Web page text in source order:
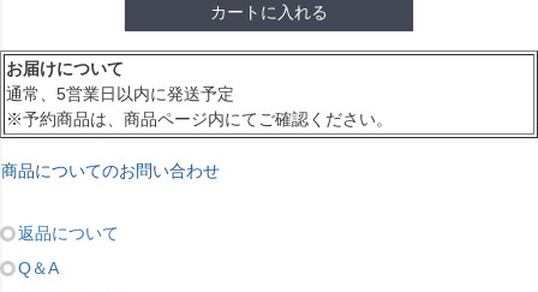
カートに入れる
お届けについて
通常、5営業日以内に発送予定
※予約商品は、商品ページ内にてご確認ください。
商品についてのお問い合わせ
返品について
Q＆A